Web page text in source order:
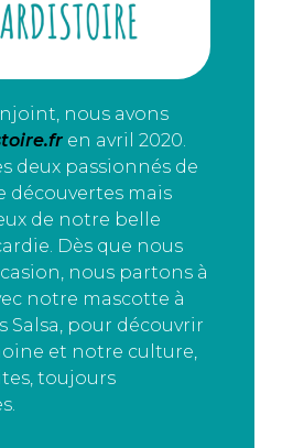
nous avons
en avril 2020.
deux passionnés de
découvertes mais
de notre belle
Dès que nous
nous partons à
notre mascotte à
Salsa, pour découvrir
et notre culture,
toujours